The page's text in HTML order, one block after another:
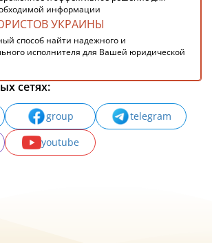
информации
УКРАИНЫ
способ найти надежного и
исполнителя для Вашей юридической
сетях:
group
telegram
youtube